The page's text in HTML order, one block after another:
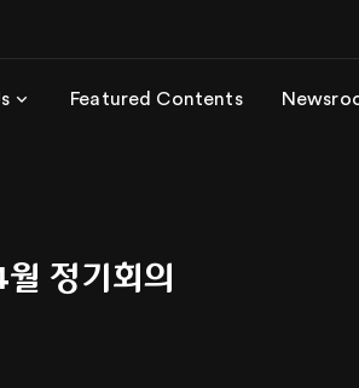
Featured Contents
정기회의